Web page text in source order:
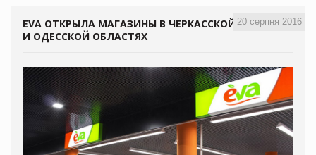
20 серпня 2016
EVA ОТКРЫЛА МАГАЗИНЫ В ЧЕРКАССКОЙ
И ОДЕССКОЙ ОБЛАСТЯХ